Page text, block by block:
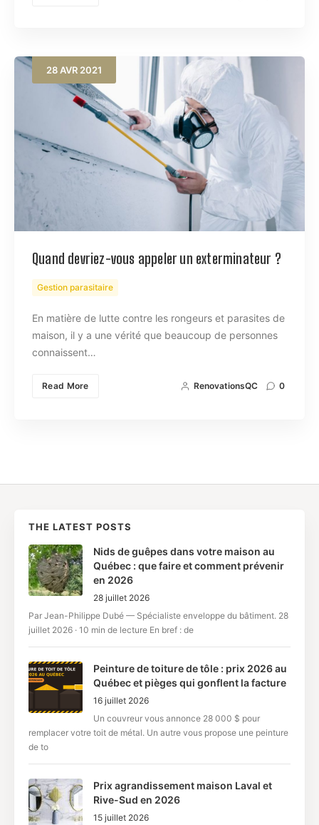
28 AVR 2021
Quand devriez-vous appeler un exterminateur ?
Gestion parasitaire
En matière de lutte contre les rongeurs et parasites de
maison, il y a une vérité que beaucoup de personnes
connaissent…
Read More RenovationsQC 0
THE LATEST POSTS
Nids de guêpes dans votre maison au
Québec : que faire et comment prévenir
en 2026
28 juillet 2026
Par Jean-Philippe Dubé — Spécialiste enveloppe du bâtiment. 28
juillet 2026 · 10 min de lecture En bref : de
Peinture de toiture de tôle : prix 2026 au
Québec et pièges qui gonflent la facture
16 juillet 2026
Un couvreur vous annonce 28 000 $ pour
remplacer votre toit de métal. Un autre vous propose une peinture
de to
Prix agrandissement maison Laval et
Rive-Sud en 2026
15 juillet 2026